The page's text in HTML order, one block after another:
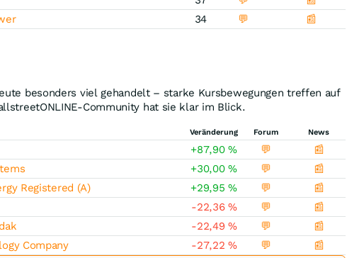
34 💬 📰
besonders viel gehandelt – starke Kursbewegungen treffen auf
Community hat sie klar im Blick.
Veränderung Forum News
+87,90% 💬
📰
+30,00% 💬
📰
Registered (A) +29,95% 💬
📰
-22,36% 💬
📰
-22,49% 💬
📰
Company -27,22% 💬 📰